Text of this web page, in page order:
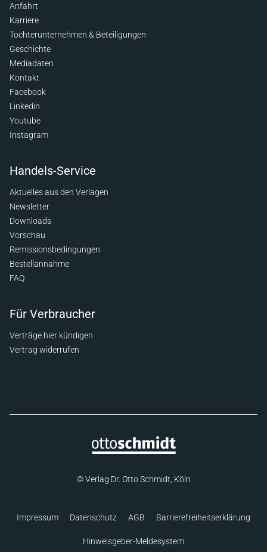
Anfahrt
Karriere
Tochterunternehmen & Beteiligungen
Geschichte
Mediadaten
Kontakt
Facebook
Linkedin
Youtube
Instagram
Handels-Service
Aktuelles aus den Verlagen
Newsletter
Downloads
Vorschau
Remissionsbedingungen
Bestellannahme
FAQ
Für Verbraucher
Verträge hier kündigen
Vertrag widerrufen
© Verlag Dr. Otto Schmidt, Köln
Impressum Datenschutz AGB Barrierefreiheitserklärung
Hinweisgeber-Meldesystem